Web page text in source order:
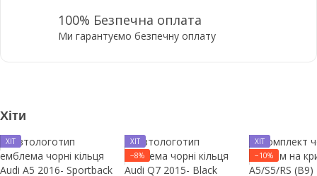
100% Безпечна оплата
Ми гарантуємо безпечну оплату
Хіти
ХІТ
ХІТ
−8%
ХІТ
−10%